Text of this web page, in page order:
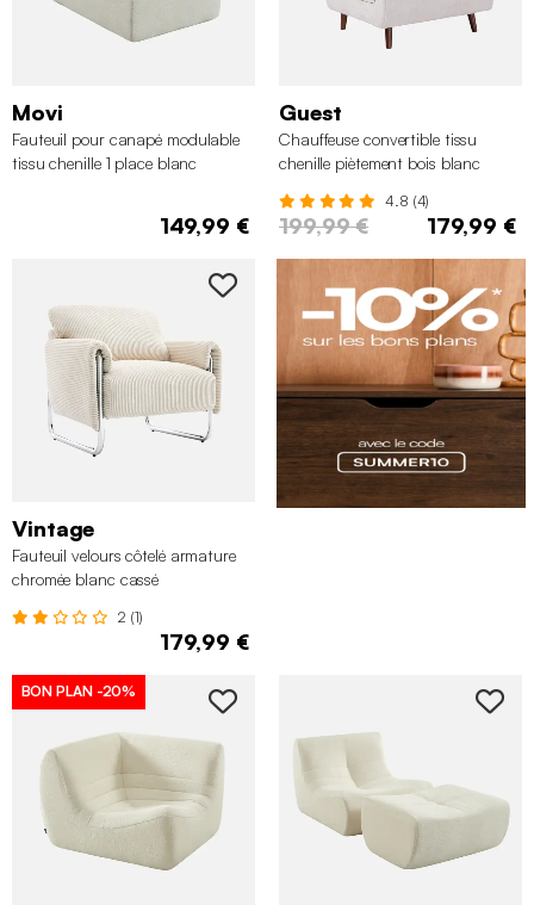
Movi
Fauteuil pour canapé modulable
tissu chenille 1 place blanc
149,99 €
Guest
Chauffeuse convertible tissu
chenille piètement bois blanc
4.8 (4)
199,99 € 179,99 €
Vintage
Fauteuil velours côtelé armature
chromée blanc cassé
2 (1)
179,99 €
BON PLAN -20%